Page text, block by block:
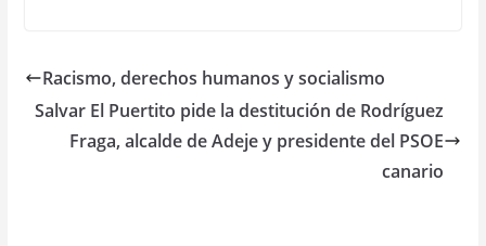
Racismo, derechos humanos y socialismo
Salvar El Puertito pide la destitución de Rodríguez
Fraga, alcalde de Adeje y presidente del PSOE
canario